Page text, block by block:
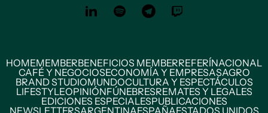
HOMEMEMBERBENEFICIOS MEMBERREFERÍNACIONAL
CAFÉ Y NEGOCIOSECONOMÍA Y EMPRESASAGRO
BRAND STUDIOMUNDOCULTURA Y ESPECTÁCULOS
LIFESTYLEOPINIÓNFÚNEBRESREMATES Y LEGALES
EDICIONES ESPECIALESPUBLICACIONES
NEWSLETTERSARGENTINAESPAÑAESTADOS UNIDOS